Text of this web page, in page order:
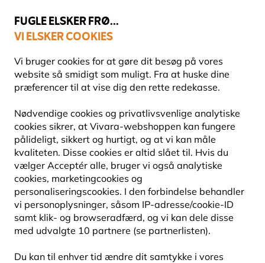
FUGLE ELSKER FRØ...
VI ELSKER COOKIES
Vi bruger cookies for at gøre dit besøg på vores
website så smidigt som muligt. Fra at huske dine
præferencer til at vise dig den rette redekasse.
Nødvendige cookies og privatlivsvenlige analytiske
cookies sikrer, at Vivara-webshoppen kan fungere
pålideligt, sikkert og hurtigt, og at vi kan måle
kvaliteten. Disse cookies er altid slået til. Hvis du
vælger Acceptér alle, bruger vi også analytiske
cookies, marketingcookies og
personaliseringscookies. I den forbindelse behandler
vi personoplysninger, såsom IP-adresse/cookie-ID
samt klik- og browseradfærd, og vi kan dele disse
med udvalgte 10 partnere (se partnerlisten).
Du kan til enhver tid ændre dit samtykke i vores
Fri fragt over 499 kr.
MILJØKRITERIER HOS VIVARA